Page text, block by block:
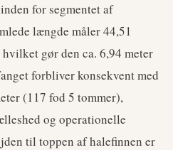
for segmentet af
længde måler 44,51
gør den ca. 6,94 meter
forbliver konsekvent med
(117 fod 5 tommer),
og operationelle
til toppen af halefinnen er